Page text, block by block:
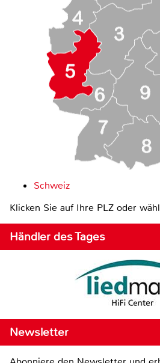
Schweiz
Klicken Sie auf Ihre PLZ oder
Händler des Tages
Newsletter